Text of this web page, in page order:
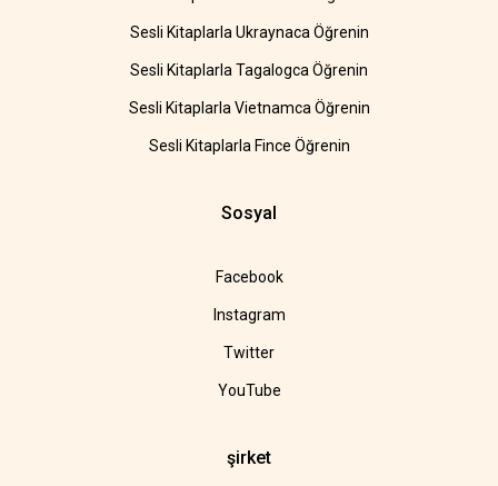
Sesli Kitaplarla Ukraynaca Öğrenin
Sesli Kitaplarla Tagalogca Öğrenin
Sesli Kitaplarla Vietnamca Öğrenin
Sesli Kitaplarla Fince Öğrenin
Sosyal
Facebook
Instagram
Twitter
YouTube
şirket